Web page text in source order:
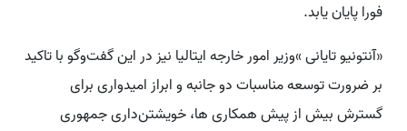
فورا پایان یابد.
«آنتونیو تایانی »وزیر امور خارجه ایتالیا نیز در این گفت‌وگو با تاکید
بر ضرورت توسعه مناسبات دو جانبه و ابراز امیدواری برای
گسترش بیش از پیش همکاری ها، خویشتن‌داری جمهوری